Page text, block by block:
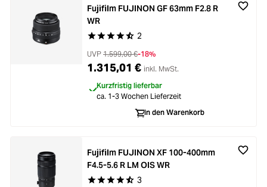
Durchschnittliche Bewertung von 4.5 von 5
2
Fujifilm FUJINON GF 63mm F2.8 R
WR
UVP 1.599,00 €-18%
1.315,01 € inkl. MwSt.
Kurzfristig lieferbar
ca. 1-3 Wochen Lieferzeit
In den Warenkorb
Durchschnittliche Bewertung von 4.3 von 5
3
Fujifilm FUJINON XF 100-400mm
F4.5-5.6 R LM OIS WR